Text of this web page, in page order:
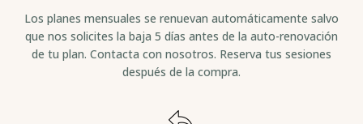
Los planes mensuales se renuevan automáticamente salvo
que nos solicites la baja 5 días antes de la auto-renovación
de tu plan. Contacta con nosotros. Reserva tus sesiones
después de la compra.